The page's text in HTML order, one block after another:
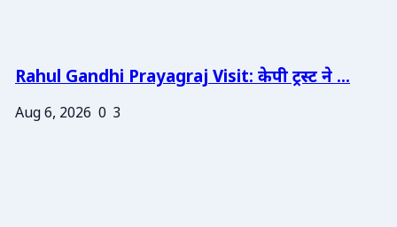
Rahul Gandhi Prayagraj Visit: केपी ट्रस्ट ने ...
Aug 6, 2026 0 3